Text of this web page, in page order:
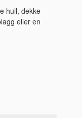
hull, dekke
eller en